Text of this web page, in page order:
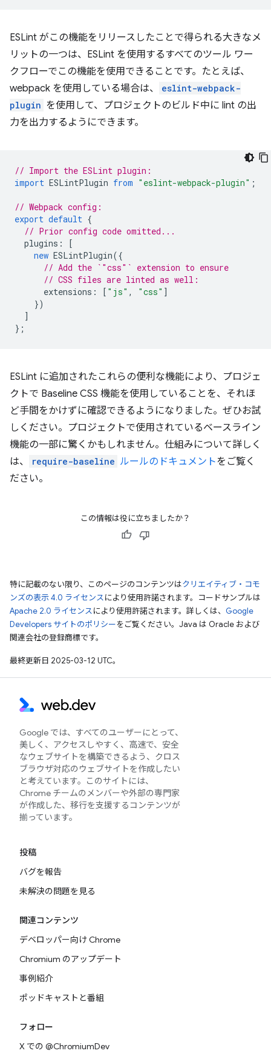
ESLint がこの機能をリリースしたことで得られる大きなメ
リットの一つは、ESLint を使用するすべてのツール ワー
クフローでこの機能を使用できることです。たとえば、
webpack を使用している場合は、
eslint-webpack-
plugin を使用して、プロジェクトのビルド中に lint の出
力を出力するようにできます。
// Import the ESLint plugin:
import ESLintPlugin from "eslint-webpack-plugin" ;
// Webpack config:
export default {
// Prior config code omitted...
plugins :
[
new ESLintPlugin({
// Add the `"css"` extension to ensure
// CSS files are linted as well:
extensions : [ "js" , "css" ]
})
]
};
ESLint に追加されたこれらの便利な機能により、プロジェ
クトで Baseline CSS 機能を使用していることを、それほ
ど手間をかけずに確認できるようになりました。ぜひお試
しください。プロジェクトで使用されているベースライン
機能の一部に驚くかもしれません。仕組みについて詳しく
は、
require-baseline ルールのドキュメントをご覧く
ださい。
この情報は役に立ちましたか？
特に記載のない限り、このページのコンテンツはクリエイティブ・コモ
ンズの表示 4.0 ライセンスにより使用許諾されます。コードサンプルは
Apache 2.0 ライセンスにより使用許諾されます。詳しくは、 Google
Developers サイトのポリシーをご覧ください。Java は Oracle および
関連会社の登録商標です。
最終更新日 2025-03-12 UTC。
Google では、すべてのユーザーにとって、
美しく、アクセスしやすく、高速で、安全
なウェブサイトを構築できるよう、クロス
ブラウザ対応のウェブサイトを作成したい
と考えています。このサイトには、
Chrome チームのメンバーや外部の専門家
が作成した、移行を支援するコンテンツが
揃っています。
投稿
バグを報告
未解決の問題を見る
関連コンテンツ
デベロッパー向け Chrome
Chromium のアップデート
事例紹介
ポッドキャストと番組
フォロー
X での @ChromiumDev